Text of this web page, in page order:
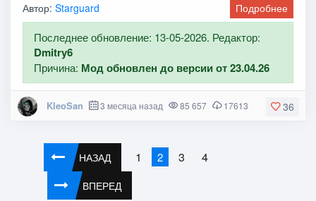
Автор:Starguard Подробнее
Последнее обновление: 13-05-2026. Редактор:
Dmitry6
Причина: Мод обновлен до версии от 23.04.26
36
KleoSan 3 месяца назад 85 657 17613
НАЗАД 1 2 3 4
ВПЕРЕД